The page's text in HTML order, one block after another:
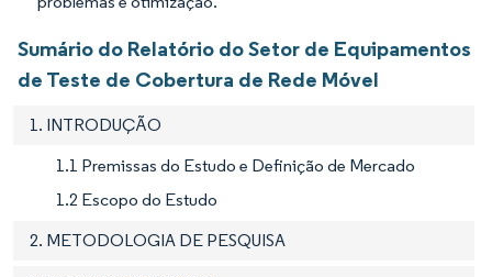
Sumário do Relatório do Setor de Equipamentos
de Teste de Cobertura de Rede Móvel
1. INTRODUÇÃO
1.1 Premissas do Estudo e Definição de Mercado
1.2 Escopo do Estudo
2. METODOLOGIA DE PESQUISA